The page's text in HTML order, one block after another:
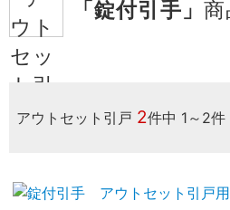
「錠付引手」 商
アウトセット引戸 2件中 1～2件